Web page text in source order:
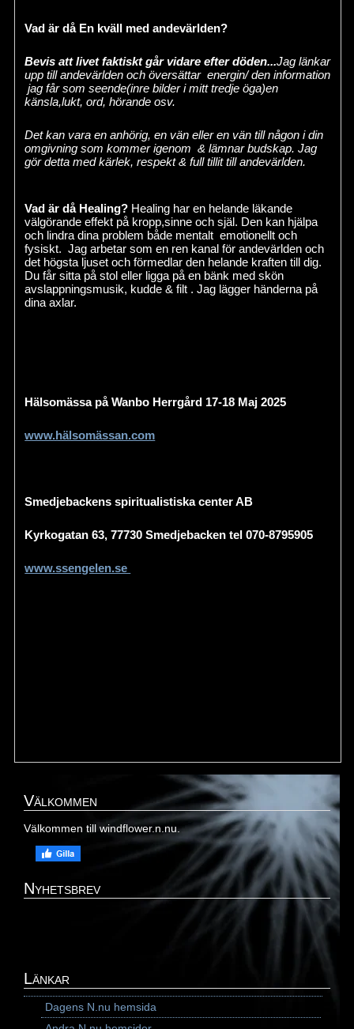
Vad är då En kväll med andevärlden?
Bevis att livet faktiskt går vidare efter döden...Jag länkar
upp till andevärlden och översättar energin/ den information
jag får somseende(inre bilder i mitt tredje öga)en
känsla,lukt, ord, hörande osv.
Det kan vara en anhörig, en vän eller en vän till någon i din
omgivning som kommer igenom & lämnar budskap.Jag
gör detta med kärlek, respekt & full tillit till andevärlden.
Vad är då Healing? Healing har en helande läkande
välgörande effekt på kropp,sinne och själ. Den kan hjälpa
och lindra dina problem både mentalt emotionellt och
fysiskt.Jag arbetar som en ren kanal för andevärlden och
det högsta ljuset och förmedlar den helande kraften till dig.
Du får sitta på stol eller ligga på en bänk med skön
avslappningsmusik, kudde & filt . Jag lägger händerna på
dina axlar.
Hälsomässa på Wanbo Herrgård 17-18 Maj 2025
www.hälsomässan.com
Smedjebackens spiritualistiska center AB
Kyrkogatan 63,77730Smedjebackentel 070-8795905
www.ssengelen.se
Välkommen
Välkommen till windflower.n.nu.
Nyhetsbrev
Länkar
Dagens N.nu hemsida